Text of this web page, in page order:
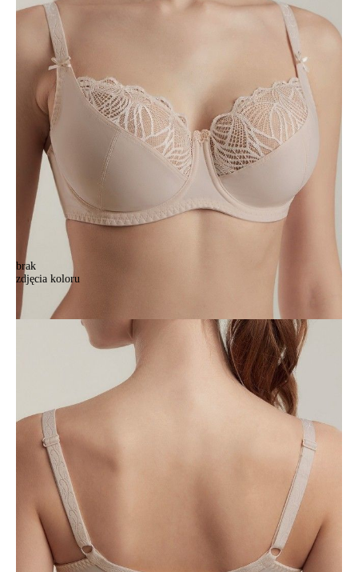
brak
zdjęcia koloru
Biustonosz CONTE ELEGANT AURA RB6097, r.75D, srebna piwonia
Biustonosz CONTE ELEGANT AURA RB6097, r.75D, srebna piwonia
118,90 zł
ZDJĘCIA
BRAK
ZDJĘCIA
BRAK
ZDJĘCIA
ZDJĘCIA
ZDJĘCIA
Rozmiary:
Tabela rozmiarów